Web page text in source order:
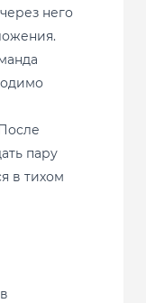
него
пару
в тихом